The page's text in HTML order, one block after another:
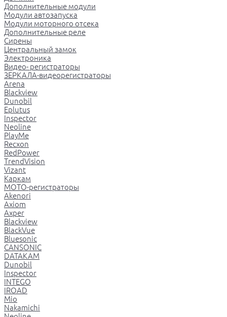
Дополнительные модули
Модули автозапуска
Модули моторного отсека
Дополнительные реле
Сирены
Центральный замок
Электроника
Видео- регистраторы
ЗЕРКАЛА-видеорегистраторы
Arena
Blackview
Dunobil
Eplutus
Inspector
Neoline
PlayMe
Recxon
RedPower
TrendVision
Vizant
Каркам
МОТО-регистраторы
Akenori
Axiom
Axper
Blackview
BlackVue
Bluesonic
CANSONIC
DATAKAM
Dunobil
Inspector
INTEGO
IROAD
Mio
Nakamichi